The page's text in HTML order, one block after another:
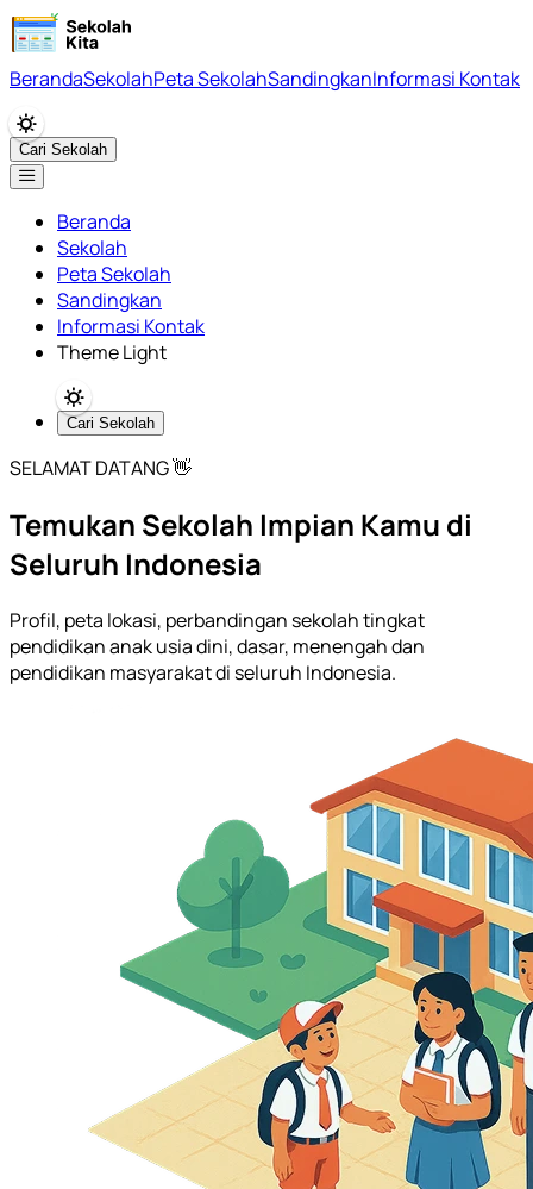
BerandaSekolahPeta SekolahSandingkanInformasi Kontak
Cari Sekolah
Beranda
Sekolah
Peta Sekolah
Sandingkan
Informasi Kontak
Theme Light
Cari Sekolah
SELAMAT DATANG 👋
Temukan Sekolah Impian Kamu di
Seluruh Indonesia
Profil, peta lokasi, perbandingan sekolah tingkat
pendidikan anak usia dini, dasar, menengah dan
pendidikan masyarakat di seluruh Indonesia.